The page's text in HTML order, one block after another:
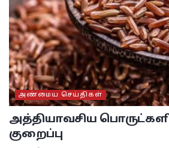
அண்மைய செய்திகள்
அத்தியாவசிய
குறைப்பு